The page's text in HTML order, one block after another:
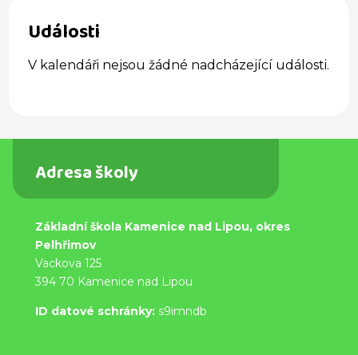
Události
V kalendáři nejsou žádné nadcházející události.
Adresa školy
Základní škola Kamenice nad Lipou, okres
Pelhřimov
Vackova 125
394 70 Kamenice nad Lipou
ID datové schránky: s9imndb